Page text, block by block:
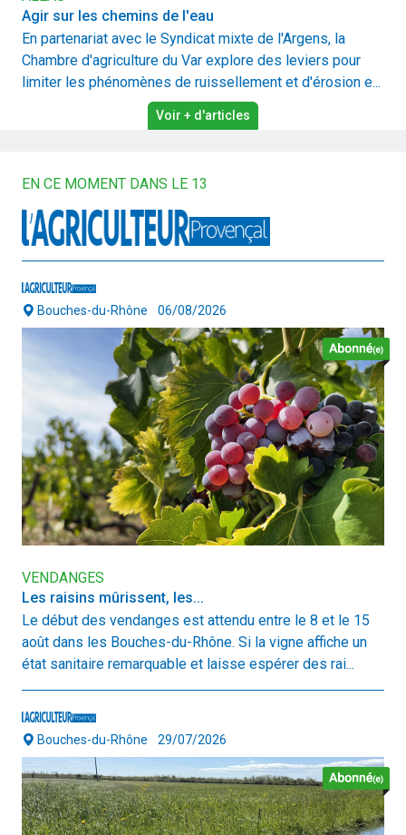
Agir sur les chemins de l'eau
En partenariat avec le Syndicat mixte de l'Argens, la
Chambre d'agriculture du Var explore des leviers pour
limiter les phénomènes de ruissellement et d'érosion e...
Voir + d'articles
EN CE MOMENT DANS LE 13
Bouches-du-Rhône 06/08/2026
VENDANGES
Les raisins mûrissent, les...
Le début des vendanges est attendu entre le 8 et le 15
août dans les Bouches-du-Rhône. Si la vigne affiche un
état sanitaire remarquable et laisse espérer des rai...
Bouches-du-Rhône 29/07/2026